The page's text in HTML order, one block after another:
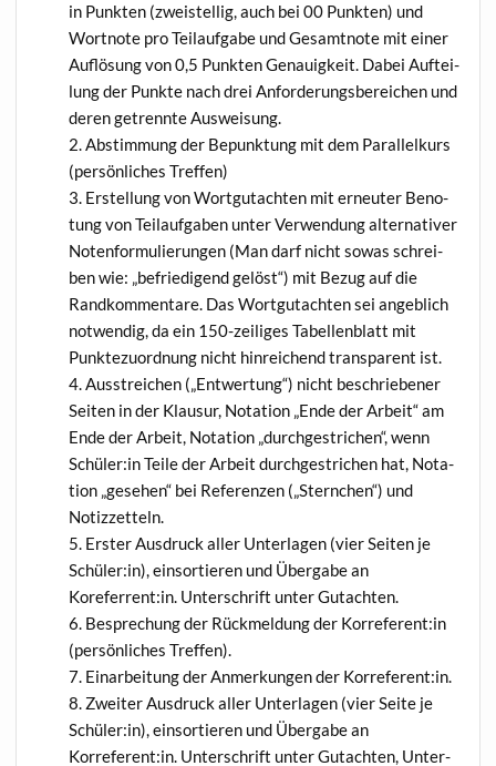
in Punk­ten (zwei­stel­lig, auch bei 00 Punk­ten) und
Wort­no­te pro Teil­auf­ga­be und Gesamt­no­te mit einer
Auf­lö­sung von 0,5 Punk­ten Genau­ig­keit. Dabei Auf­tei­
lung der Punk­te nach drei Anfor­de­rungs­be­rei­chen und
deren getrenn­te Ausweisung.
Abstim­mung der Bepunk­tung mit dem Par­al­lel­kurs
(per­sön­li­ches Treffen)
Erstel­lung von Wort­gut­ach­ten mit erneu­ter Beno­
tung von Teil­auf­ga­ben unter Ver­wen­dung alter­na­ti­ver
Noten­for­mu­lie­run­gen (Man darf nicht sowas schrei­
ben wie: „befrie­di­gend gelöst“) mit Bezug auf die
Rand­kom­men­ta­re. Das Wort­gut­ach­ten sei angeb­lich
not­wen­dig, da ein 150-zei­li­ges Tabel­len­blatt mit
Punk­te­zu­ord­nung nicht hin­rei­chend trans­pa­rent ist.
Aus­strei­chen („Ent­wer­tung“) nicht beschrie­be­ner
Sei­ten in der Klau­sur, Nota­ti­on „Ende der Arbeit“ am
Ende der Arbeit, Nota­ti­on „durch­ge­stri­chen“, wenn
Schüler:in Tei­le der Arbeit durch­ge­stri­chen hat, Nota­
ti­on „gese­hen“ bei Refe­ren­zen („Stern­chen“) und
Notizzetteln.
Ers­ter Aus­druck aller Unter­la­gen (vier Sei­ten je
Schüler:in), ein­sor­tie­ren und Über­ga­be an
Koreferrent:in. Unter­schrift unter Gutachten.
Bespre­chung der Rück­mel­dung der Korreferent:in
(per­sön­li­ches Treffen).
Ein­ar­bei­tung der Anmer­kun­gen der Korreferent:in.
Zwei­ter Aus­druck aller Unter­la­gen (vier Sei­te je
Schüler:in), ein­sor­tie­ren und Über­ga­be an
Korreferent:in. Unter­schrift unter Gut­ach­ten, Unter­